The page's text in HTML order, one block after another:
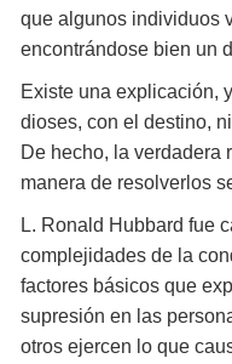
que algunos individuos
encontrándose bien un
Existe una explicación,
dioses, con el destino,
De hecho, la verdadera
manera de resolverlos
L. Ronald Hubbard fue
complejidades de la
factores básicos que
supresión en las
otros ejercen lo que